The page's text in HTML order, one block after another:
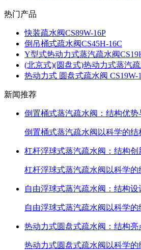
热门产品
快装疏水阀CS89W-16P
倒吊桶式疏水阀CS45H-16C
Y型式热动力式蒸汽疏水阀
(北京式)(圆盘式)热动力式蒸汽疏
热动力式 圆盘式疏水阀 CS19W-
新闻推荐
倒置桶式蒸汽疏水阀：结构优
倒置桶式蒸汽疏水阀以科学的
杠杆浮球式蒸汽疏水阀：结构
杠杆浮球式蒸汽疏水阀以科学
自由浮球式蒸汽疏水阀：结构
自由浮球式蒸汽疏水阀以科学
热动力式圆盘式疏水阀：结构
热动力式圆盘式疏水阀以科学